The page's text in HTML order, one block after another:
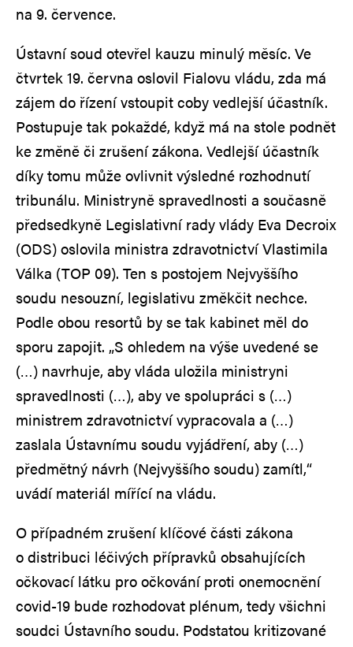
na 9. července.
Ústavní soud otevřel kauzu minulý měsíc. Ve
čtvrtek 19. června oslovil Fialovu vládu, zda má
zájem do řízení vstoupit coby vedlejší účastník.
Postupuje tak pokaždé, když má na stole podnět
ke změně či zrušení zákona. Vedlejší účastník
díky tomu může ovlivnit výsledné rozhodnutí
tribunálu. Ministryně spravedlnosti a současně
předsedkyně Legislativní rady vlády Eva Decroix
(ODS) oslovila ministra zdravotnictví Vlastimila
Válka (TOP 09). Ten s postojem Nejvyššího
soudu nesouzní, legislativu změkčit nechce.
Podle obou resortů by se tak kabinet měl do
sporu zapojit. „S ohledem na výše uvedené se
(…) navrhuje, aby vláda uložila ministryni
spravedlnosti (…), aby ve spolupráci s (…)
ministrem zdravotnictví vypracovala a (…)
zaslala Ústavnímu soudu vyjádření, aby (…)
předmětný návrh (Nejvyššího soudu) zamítl,“
uvádí materiál mířící na vládu.
O případném zrušení klíčové části zákona
o distribuci léčivých přípravků obsahujících
očkovací látku pro očkování proti onemocnění
covid-19 bude rozhodovat plénum, tedy všichni
soudci Ústavního soudu. Podstatou kritizované